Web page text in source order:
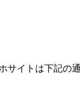
サイトは下記の通